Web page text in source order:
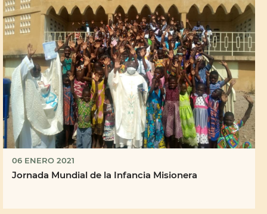
06 ENERO 2021
Jornada Mundial de la Infancia Misionera